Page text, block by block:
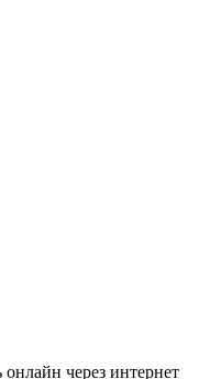
через интернет